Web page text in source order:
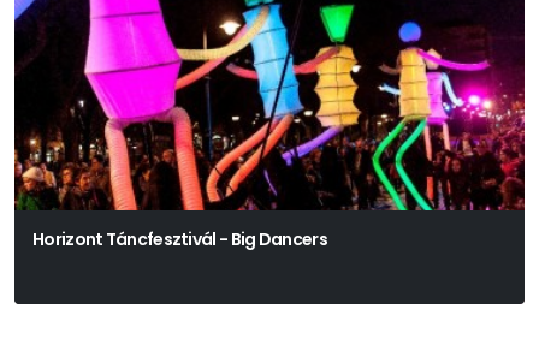
Horizont Táncfesztivál - Big Dancers